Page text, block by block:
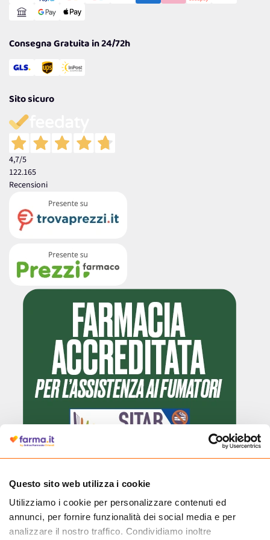
Questo sito web utilizza i cookie
Utilizziamo i cookie per personalizzare contenuti ed
annunci, per fornire funzionalità dei social media e per
analizzare il nostro traffico. Condividiamo inoltre
Consegna Gratuita in 24/72h
Sito sicuro
4,7/5
122.165
Recensioni
Cliccando il badge, puoi verificare che Farma.it è un'entità regolarmente
medicinali.